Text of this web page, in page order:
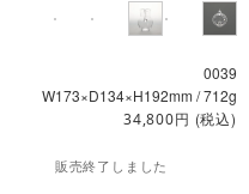
0039
W173×D134×H192mm / 712g
34,800円 (税込)
販売終了しました